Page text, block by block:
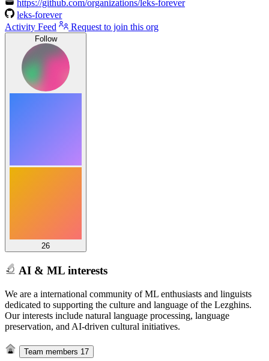
https://github.com/organizations/leks-forever
leks-forever
Activity Feed
Request to join this org
Follow
26
AI & ML interests
We are a international community of ML enthusiasts and linguists
dedicated to supporting the culture and language of the Lezghins.
Our interests include natural language processing, language
preservation, and AI-driven cultural initiatives.
Team members 17